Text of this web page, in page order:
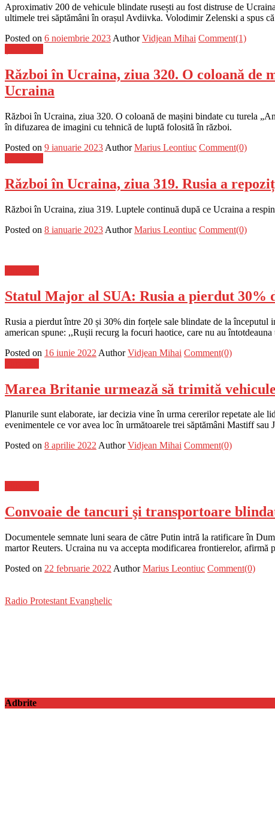
Aproximativ 200 de vehicule blindate rusești au fost distruse de
ultimele trei săptămâni în orașul Avdiivka. Volodimir Zelenski a spus
Posted on 6 noiembrie 2023 Author Vidjean Mihai Comment(1)
Război în Ucraina, ziua 320. O coloană de
Ucraina
Război în Ucraina, ziua 320. O coloană de mașini bindate cu turela
în difuzarea de imagini cu tehnică de luptă folosită în război.
Posted on 9 ianuarie 2023 Author Marius Leontiuc Comment(0)
Război în Ucraina, ziua 319. Rusia a
Război în Ucraina, ziua 319. Luptele continuă după ce Ucraina a
Posted on 8 ianuarie 2023 Author Marius Leontiuc Comment(0)
Statul Major al SUA: Rusia a pierdut 30%
Rusia a pierdut între 20 și 30% din forțele sale blindate de la
american spune: ,,Rușii recurg la focuri haotice, care nu au
Posted on 16 iunie 2022 Author Vidjean Mihai Comment(0)
Marea Britanie urmează să trimită
Planurile sunt elaborate, iar decizia vine în urma cererilor repetate ale
evenimentele ce vor avea loc în următoarele trei săptămâni Mastiff
Posted on 8 aprilie 2022Author Vidjean Mihai Comment(0)
Convoaie de tancuri şi transportoare
Documentele semnate luni seara de către Putin intră la ratificare în
martor Reuters. Ucraina nu va accepta modificarea frontierelor,
Posted on 22 februarie 2022 Author Marius Leontiuc Comment(0)
Radio Protestant Evanghelic
Adbrite